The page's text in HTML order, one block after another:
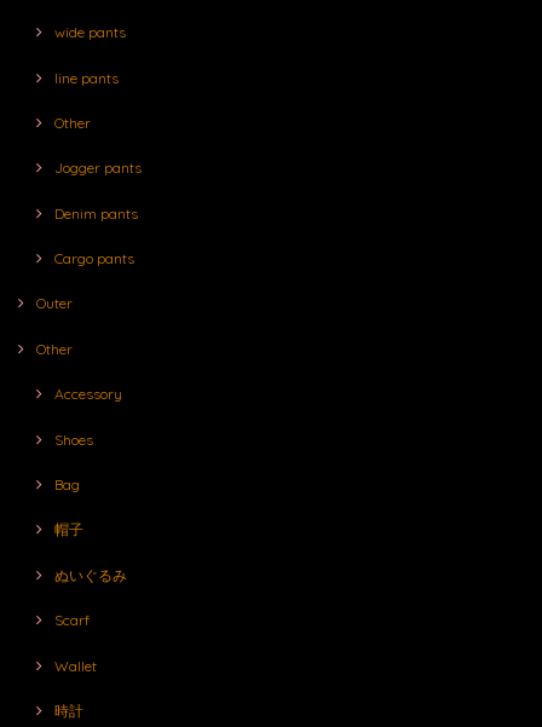
wide pants
line pants
Other
Jogger pants
Denim pants
Cargo pants
Outer
Other
Accessory
Shoes
Bag
帽子
ぬいぐるみ
Scarf
Wallet
時計